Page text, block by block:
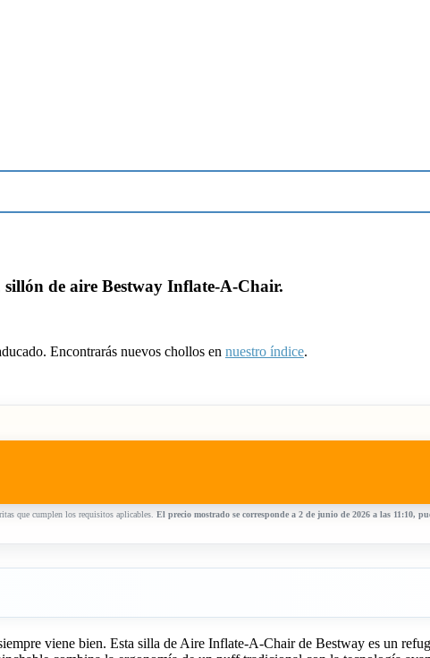
de aire Bestway Inflate-A-Chair.
Encontrarás nuevos chollos en nuestro índice.
que cumplen los requisitos aplicables. El precio mostrado se corresponde a 2 de junio de 2026 a las 11:10,
viene bien. Esta silla de Aire Inflate-A-Chair de Bestway es un